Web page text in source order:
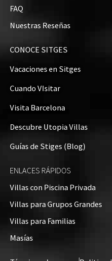
FAQ
Nuestras Reseñas
CONOCE SITGES
Vacaciones en Sitges
Cuando VIsitar
Visita Barcelona
Descubre Utopia Villas
Guías de Stiges (Blog)
ENLACES RÁPIDOS
Villas con Piscina Privada
Villas para Grupos Grandes
Villas para Familias
Masías